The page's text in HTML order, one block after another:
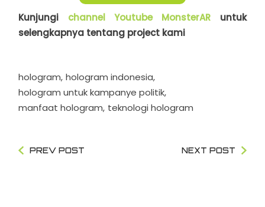
Kunjungi channel Youtube MonsterAR untuk
selengkapnya tentang project kami
hologram hologram indonesia
hologram untuk kampanye politik
manfaat hologram teknologi hologram
PREV POST NEXT POST